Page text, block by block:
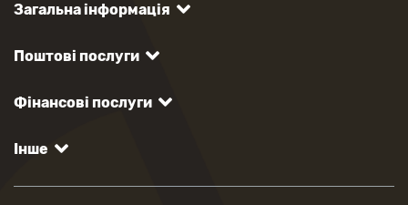
Загальна інформація
Поштові послуги
Фінансові послуги
Інше